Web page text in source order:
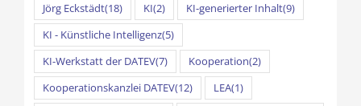
Jörg Eckstädt(18) KI(2) KI-generierter Inhalt(9)
KI - Künstliche Intelligenz(5)
KI-Werkstatt der DATEV(7) Kooperation(2)
Kooperationskanzlei DATEV(12) LEA(1)